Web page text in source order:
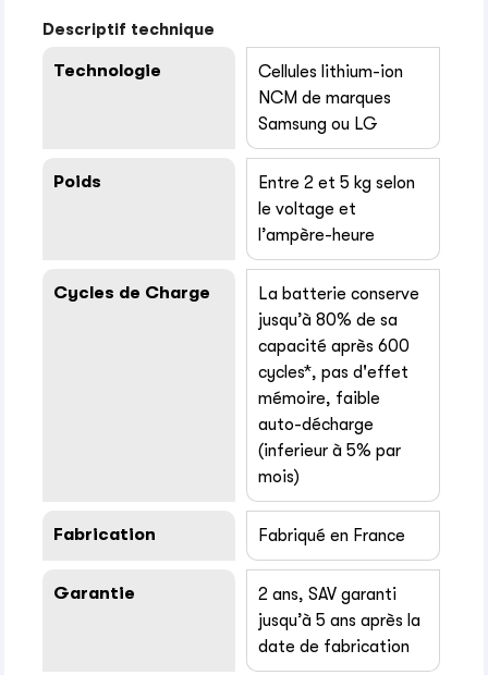
Descriptif technique
Technologie
Cellules lithium-ion
NCM de marques
Samsung ou LG
Poids
Entre 2 et 5 kg selon
le voltage et
l’ampère-heure
Cycles de Charge
La batterie conserve
jusqu’à 80% de sa
capacité après 600
cycles*, pas d'effet
mémoire, faible
auto-décharge
(inferieur à 5% par
mois)
Fabrication Fabriqué en France
Garantie
2 ans, SAV garanti
jusqu’à 5 ans après la
date de fabrication